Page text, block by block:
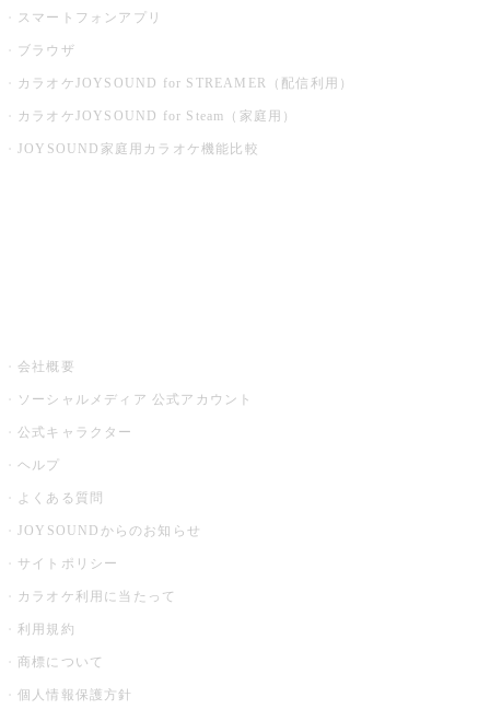
スマートフォンアプリ
ブラウザ
カラオケJOYSOUND for STREAMER（配信利用）
カラオケJOYSOUND for Steam（家庭用）
JOYSOUND家庭用カラオケ機能比較
会社概要
ソーシャルメディア 公式アカウント
公式キャラクター
ヘルプ
よくある質問
JOYSOUNDからのお知らせ
サイトポリシー
カラオケ利用に当たって
利用規約
商標について
個人情報保護方針